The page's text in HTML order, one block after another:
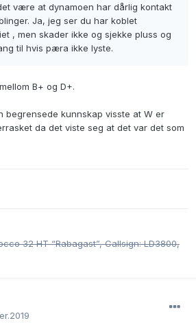
være at dynamoen har dårlig kontakt
Ja, jeg ser du har koblet
, men skader ikke og sjekke pluss og
til hvis pæra ikke lyste.
B+ og D+.
begrensede kunnskap visste at W er
da det viste seg at det var det som
32 HT “Rabagast”, Callsign: LD3800,